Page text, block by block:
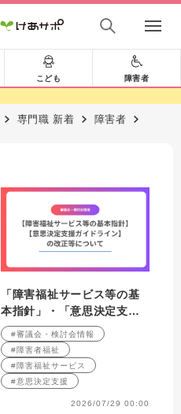
こども 障害者
専門職 新着 障害者
「障害福祉サービス等の基
本指針」・「意思決定支援
ガイドライン」の改正等に
ついて
#審議会・検討会情報
#障害者福祉
#障害福祉サービス
#意思決定支援
2026/07/29 00:00